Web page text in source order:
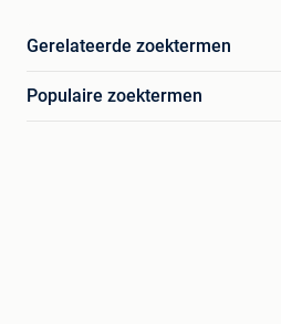
Gerelateerde zoektermen
Populaire zoektermen